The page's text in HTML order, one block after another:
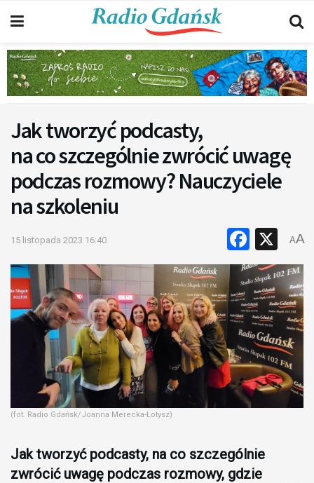
Jak tworzyć podcasty,
na co szczególnie zwrócić uwagę
podczas rozmowy? Nauczyciele
na szkoleniu
15 listopada 2023 16:40 X
AA
(fot. Radio Gdańsk/Joanna Merecka-Łotysz)
Jak tworzyć podcasty, na co szczególnie
zwrócić uwagę podczas rozmowy, gdzie